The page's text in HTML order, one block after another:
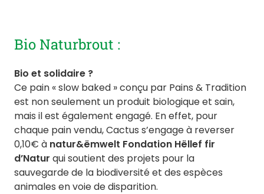
Bio Naturbrout :
Bio et solidaire ?
Ce pain « slow baked » conçu par Pains & Tradition
est non seulement un produit biologique et sain,
mais il est également engagé. En effet, pour
chaque pain vendu, Cactus s’engage à reverser
0,10€ à natur&ëmwelt Fondation Hëllef fir
d’Natur qui soutient des projets pour la
sauvegarde de la biodiversité et des espèces
animales en voie de disparition.